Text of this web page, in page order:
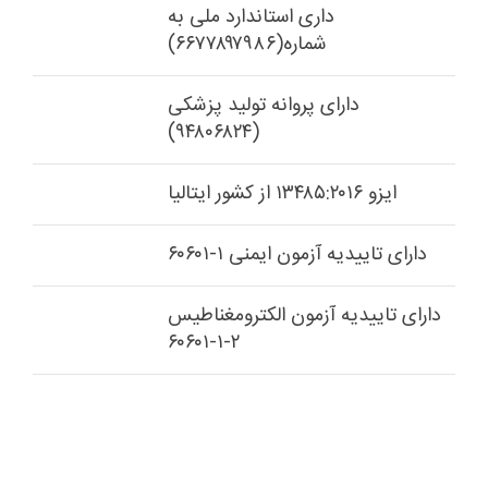
داری استاندارد ملی به
شماره(۶۶۷۷۸۹۷۹۸۶)
دارای پروانه تولید پزشکی
(۹۴۸۰۶۸۲۴)
ایزو ۱۳۴۸۵:۲۰۱۶ از کشور ایتالیا
دارای تاییدیه آزمون ایمنی ۱-۶۰۶۰۱
دارای تاییدیه آزمون الکترومغناطیس
۲-۱-۶۰۶۰۱